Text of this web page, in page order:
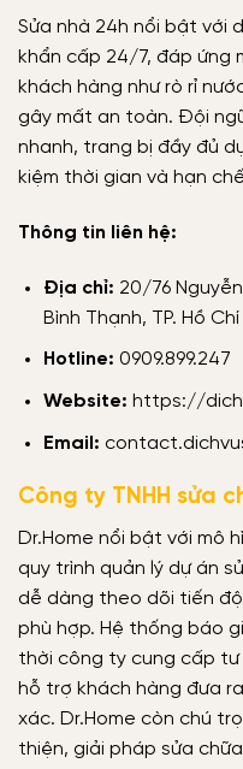
Sửa nhà 24h nổi bật với
khẩn cấp 24/7, đáp ứng
khách hàng như rò rỉ
gây mất an toàn. Đội
nhanh, trang bị đầy đủ
kiệm thời gian và hạn
Thông tin liên hệ:
Địa chỉ: 20/76
Bình Thạnh, TP. Hồ Chí
Hotline: 0909.899.247
Website: https://
Email:
Công ty TNHH sửa
Dr.Home nổi bật với mô
quy trình quản lý dự án
dễ dàng theo dõi tiến
phù hợp. Hệ thống báo
thời công ty cung cấp
hỗ trợ khách hàng đưa
xác. Dr.Home còn chú
thiện, giải pháp sửa